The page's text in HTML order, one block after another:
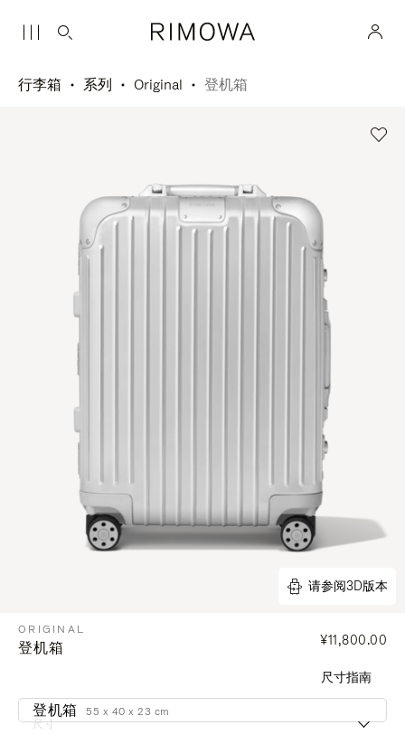
行李箱 系列 Original 登机箱
请参阅3D版本
ORIGINAL
登机箱 ¥11,800.00
尺寸指南
尺寸
登机箱 55 x 40 x 23 cm